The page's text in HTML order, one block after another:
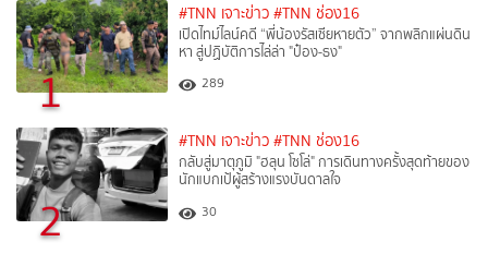
1
#TNN เจาะข่าว #TNN ช่อง16
เปิดไทม์ไลน์คดี “พี่น้องรัสเซียหายตัว” จากพลิกแผ่นดิน
หา สู่ปฏิบัติการไล่ล่า "ป๋อง-ธง"
289
2
#TNN เจาะข่าว #TNN ช่อง16
กลับสู่มาตุภูมิ "ฮลุน โซโล่" การเดินทางครั้งสุดท้ายของ
นักแบกเป้ผู้สร้างแรงบันดาลใจ
30